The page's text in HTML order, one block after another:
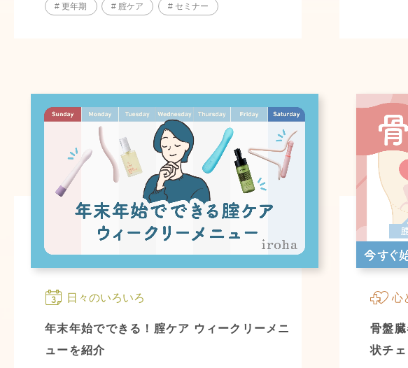
# 更年期 # 腟ケア # セミナー
日々のいろいろ
年末年始でできる！腟ケア ウィークリーメニ
ューを紹介
心
骨盤
状チ